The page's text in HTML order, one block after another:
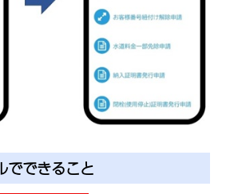
でできること